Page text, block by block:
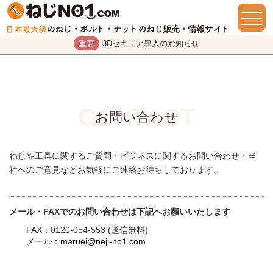
重要 3Dセキュア導入のお知らせ
お問い合わせ
ねじや工具に関するご質問・ビジネスに関するお問い合わせ・当
社へのご意見などお気軽にご連絡お待ちしております。
メール・FAXでのお問い合わせは下記へお願いいたします
FAX：0120-054-553 (送信無料)
メール： maruei@neji-no1.com